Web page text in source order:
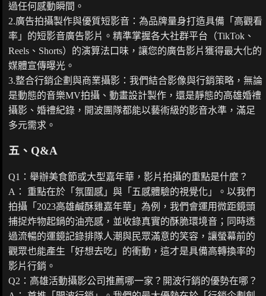
過任何感動瞬間。
2.廣告拍攝製作與優質短影音：為品牌量身打造具備「高觀看
率」的短影音廣告影片。精準掌握各大社群平台（TikTok、
Reels、Shorts）的演算法口味，讓您的廣告影片獲得最大化的
媒體宣傳曝光。
3.整合行銷企劃與商業攝影：我們結合影像與行銷策略，無論
是動態的音樂MV拍攝、動畫設計製作，還是靜態的高雄婚禮
攝影、婚禮紀錄，開波團隊都能以藝術級的影音水準，滿足
多元需求。
五、Q&A
Q1：舉辦美食節或大型嘉年華，影片拍攝的重點是什麼？
A： 重點在於「氛圍感」與「五感體驗的視覺化」。以我們
拍攝「2023高雄鹹酥雞嘉年華」為例，我們會運用微距鏡頭
捕捉炸物起鍋的油亮感，並收錄真實的酥脆環境音；同時透
過流暢的運鏡記錄排隊人潮與民眾滿意的笑容，讓螢幕前的
觀眾也能產生「好想去吃」的衝動，這才是具備高轉換率的
影片行銷。
Q2：高雄活動攝影公司推薦哪一家？開波行銷的優勢在哪？